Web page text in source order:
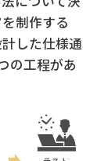
制作する
した仕様通
の工程があ